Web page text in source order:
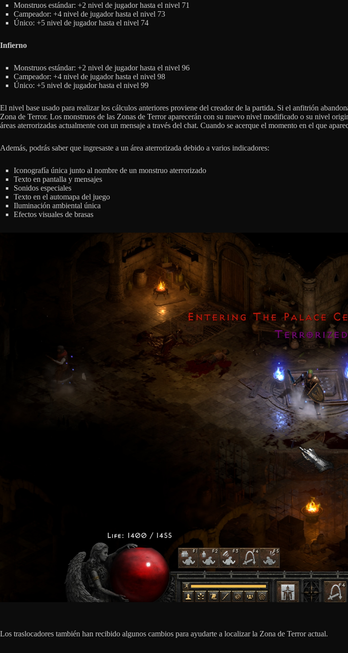
Monstruos estándar: +2 nivel de jugador hasta el nivel 71
Campeador: +4 nivel de jugador hasta el nivel 73
Único: +5 nivel de jugador hasta el nivel 74
Infierno
Monstruos estándar: +2 nivel de jugador hasta el nivel 96
Campeador: +4 nivel de jugador hasta el nivel 98
Único: +5 nivel de jugador hasta el nivel 99
El nivel base usado para realizar los cálculos anteriores proviene del creador de la partida. Si el anfitrión
Zona de Terror. Los monstruos de las Zonas de Terror aparecerán con su nuevo nivel modificado o su nivel
áreas aterrorizadas actualmente con un mensaje a través del chat. Cuando se acerque el momento en el que
Además, podrás saber que ingresaste a un área aterrorizada debido a varios indicadores:
Iconografía única junto al nombre de un monstruo aterrorizado
Texto en pantalla y mensajes
Sonidos especiales
Texto en el automapa del juego
Iluminación ambiental única
Efectos visuales de brasas
Los traslocadores también han recibido algunos cambios para ayudarte a localizar la Zona de Terror actual.